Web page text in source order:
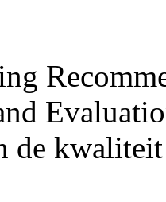
de